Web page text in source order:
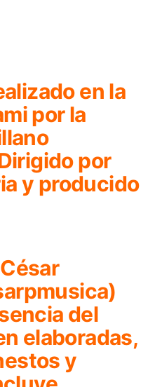
en la
por la
por
y producido
César
del
elaboradas,
y